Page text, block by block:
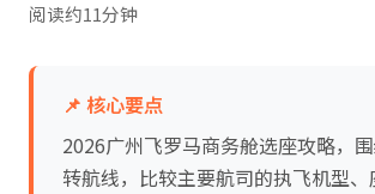
阅读约11分钟
📌 核心要点
2026广州飞罗马商务舱选座攻略，
转航线，比较主要航司的执飞机型、